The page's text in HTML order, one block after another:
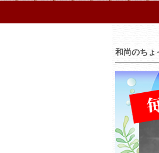
和尚のちょ